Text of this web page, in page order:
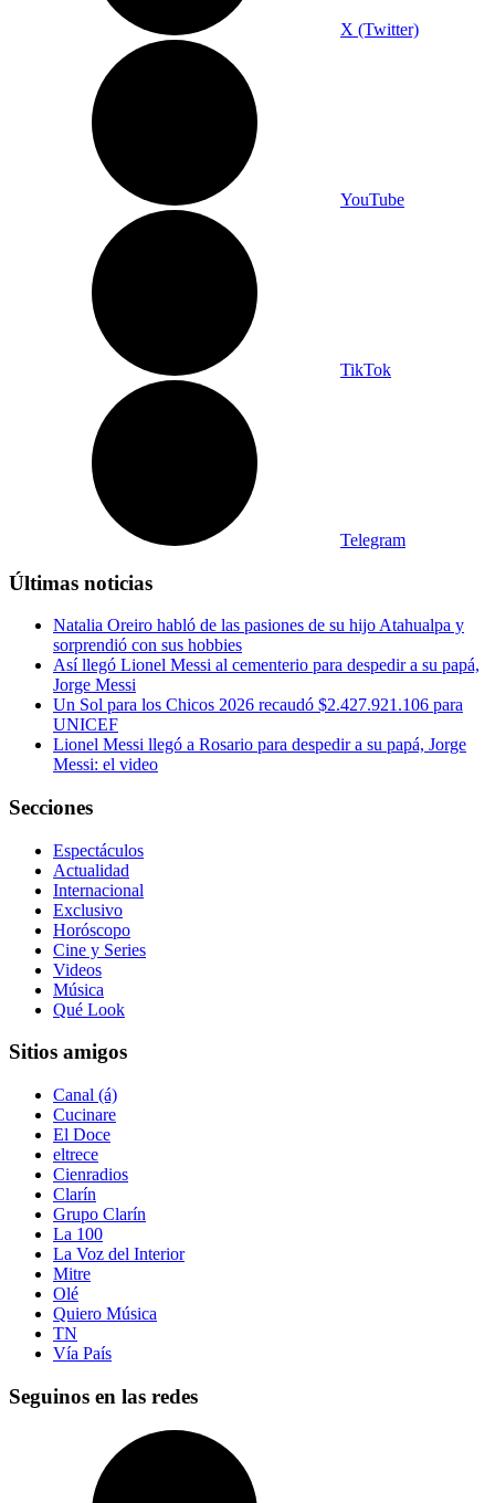
X (Twitter)
YouTube
TikTok
Telegram
Últimas noticias
Natalia Oreiro habló de las pasiones de su hijo Atahualpa y
sorprendió con sus hobbies
Así llegó Lionel Messi al cementerio para despedir a su papá,
Jorge Messi
Un Sol para los Chicos 2026 recaudó $2.427.921.106 para
UNICEF
Lionel Messi llegó a Rosario para despedir a su papá, Jorge
Messi: el video
Secciones
Espectáculos
Actualidad
Internacional
Exclusivo
Horóscopo
Cine y Series
Videos
Música
Qué Look
Sitios amigos
Canal (á)
Cucinare
El Doce
eltrece
Cienradios
Clarín
Grupo Clarín
La 100
La Voz del Interior
Mitre
Olé
Quiero Música
TN
Vía País
Seguinos en las redes